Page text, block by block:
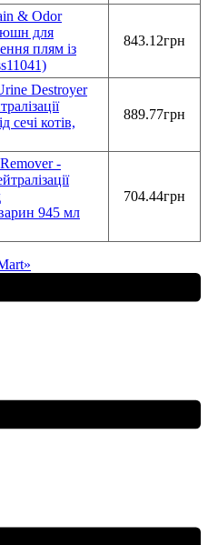
& Odor
для
плям із
843.12грн
Destroyer
сечі котів,
889.77грн
-
945 мл
704.44грн